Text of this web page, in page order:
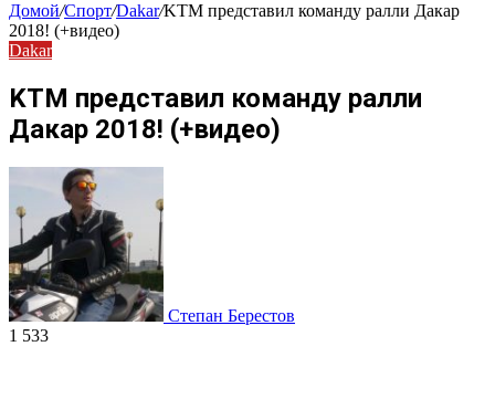
Домой/Спорт/Dakar/KTM представил команду ралли Дакар
2018! (+видео)
Dakar
KTM представил команду ралли
Дакар 2018! (+видео)
Степан Берестов
1 533